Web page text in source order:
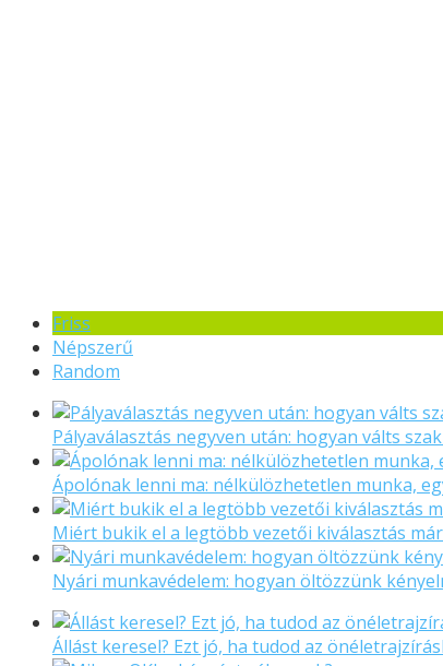
Friss
Népszerű
Random
Pályaválasztás negyven után: hogyan válts
Ápolónak lenni ma: nélkülözhetetlen munka,
Miért bukik el a legtöbb vezetői kiválasztás
Nyári munkavédelem: hogyan öltözzünk
Állást keresel? Ezt jó, ha tudod az